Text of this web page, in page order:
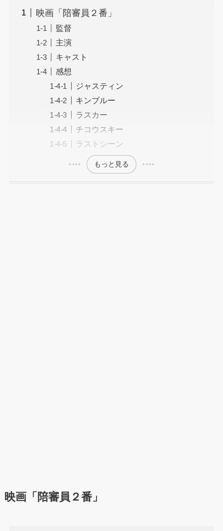
映画「陪審員２番」
監督
主演
キャスト
感想
ジャスティン
キンブルー
ラスカー
チコウスキー
ラストシーン
もっと見る
映画「陪審員２番」